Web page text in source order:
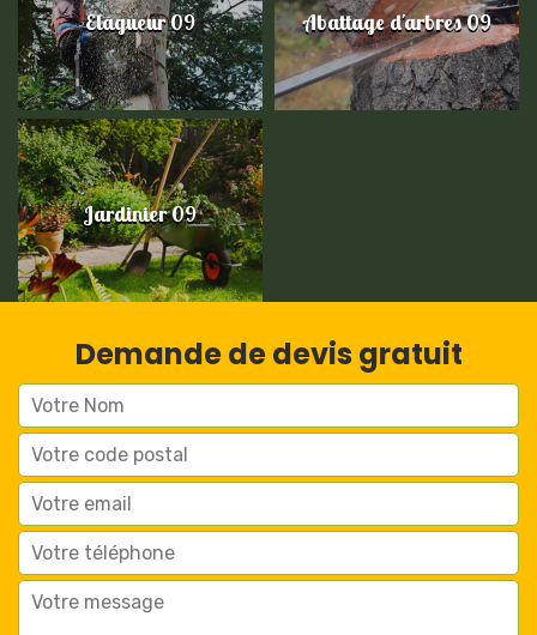
Elagueur 09 Abattage d'arbres 09
Jardinier 09
Demande de devis gratuit